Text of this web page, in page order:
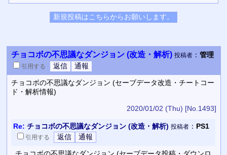
チョコボの不思議なダンジョン (改造・解析) 投稿者： 管理
引用する
チョコボの不思議なダンジョン (セーブデータ改造・チートコー
ド・解析情報)
2020/01/02 (Thu) [No.1493]
Re: チョコボの不思議なダンジョン (改造・解析) 投稿者： PS1
引用する